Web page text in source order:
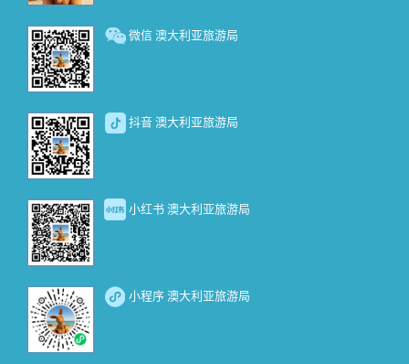
微信 澳大利亚旅游局
抖音 澳大利亚旅游局
小红书 澳大利亚旅游局
小程序 澳大利亚旅游局